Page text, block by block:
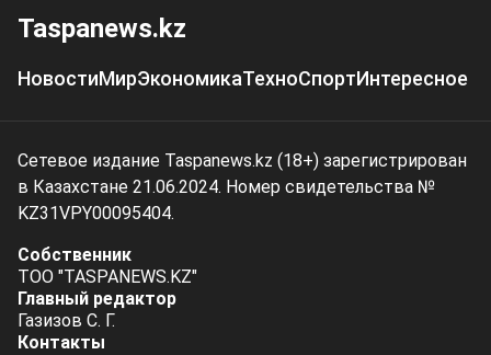
Taspanews.kz
НовостиМирЭкономикаТехноСпортИнтересное
Сетевое издание Taspanews.kz (18+) зарегистрирован
в Казахстане 21.06.2024. Номер свидетельства №
KZ31VPY00095404.
Собственник
ТОО "TASPANEWS.KZ"
Главный редактор
Газизов С. Г.
Контакты